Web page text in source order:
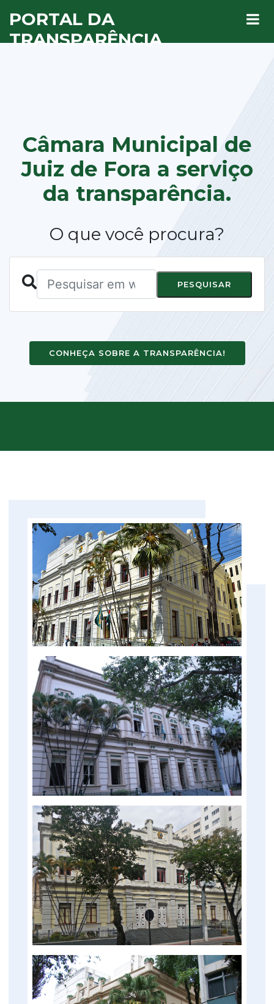
PORTAL DA
TRANSPARÊNCIA
Câmara Municipal de
Juiz de Fora a serviço
da transparência.
O que você procura?
PESQUISAR
CONHEÇA SOBRE A TRANSPARÊNCIA!